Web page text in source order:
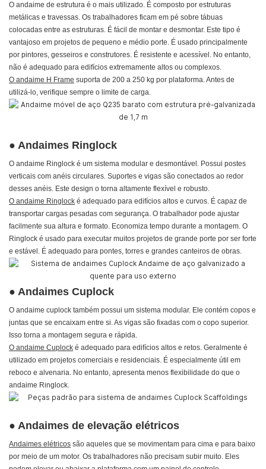
O andaime de estrutura é o mais utilizado. É composto por estruturas
metálicas e travessas. Os trabalhadores ficam em pé sobre tábuas
colocadas entre as estruturas. É fácil de montar e desmontar. Este tipo é
vantajoso em projetos de pequeno e médio porte. É usado principalmente
por pintores, gesseiros e construtores. É resistente e acessível. No entanto,
não é adequado para edifícios extremamente altos ou complexos.
O andaime H Frame suporta de 200 a 250 kg por plataforma. Antes de
utilizá-lo, verifique sempre o limite de carga.
● Andaimes Ringlock
O andaime Ringlock é um sistema modular e desmontável. Possui postes
verticais com anéis circulares. Suportes e vigas são conectados ao redor
desses anéis. Este design o torna altamente flexível e robusto.
O andaime Ringlock é adequado para edifícios altos e curvos. É capaz de
transportar cargas pesadas com segurança. O trabalhador pode ajustar
facilmente sua altura e formato. Economiza tempo durante a montagem. O
Ringlock é usado para executar muitos projetos de grande porte por ser forte
e estável. É adequado para pontes, torres e grandes canteiros de obras.
● Andaimes Cuplock
O andaime cuplock também possui um sistema modular. Ele contém copos e
juntas que se encaixam entre si. As vigas são fixadas com o copo superior.
Isso torna a montagem segura e rápida.
O andaime Cuplock é adequado para edifícios altos e retos. Geralmente é
utilizado em projetos comerciais e residenciais. É especialmente útil em
reboco e alvenaria. No entanto, apresenta menos flexibilidade do que o
andaime Ringlock.
● Andaimes de elevação elétricos
Andaimes elétricos são aqueles que se movimentam para cima e para baixo
por meio de um motor. Os trabalhadores não precisam subir muito. Eles